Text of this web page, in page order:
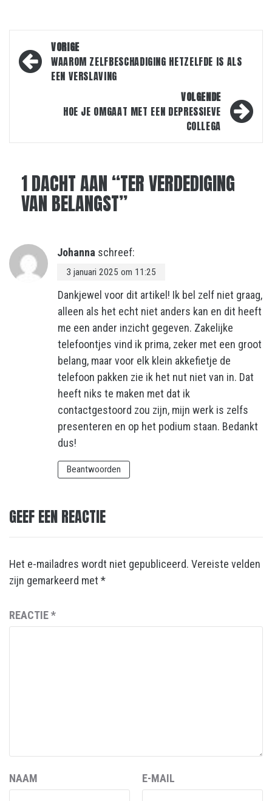
Bericht
navigatie
VORIGE
WAAROM ZELFBESCHADIGING HETZELFDE IS ALS
EEN VERSLAVING
VOLGENDE
HOE JE OMGAAT MET EEN DEPRESSIEVE
COLLEGA
1 DACHT AAN “TER VERDEDIGING
VAN BELANGST”
Johanna schreef:
3 januari 2025 om 11:25
Dankjewel voor dit artikel! Ik bel zelf niet graag,
alleen als het echt niet anders kan en dit heeft
me een ander inzicht gegeven. Zakelijke
telefoontjes vind ik prima, zeker met een groot
belang, maar voor elk klein akkefietje de
telefoon pakken zie ik het nut niet van in. Dat
heeft niks te maken met dat ik
contactgestoord zou zijn, mijn werk is zelfs
presenteren en op het podium staan. Bedankt
dus!
Beantwoorden
GEEF EEN REACTIE
Het e-mailadres wordt niet gepubliceerd. Vereiste velden
zijn gemarkeerd met *
REACTIE*
NAAM E-MAIL